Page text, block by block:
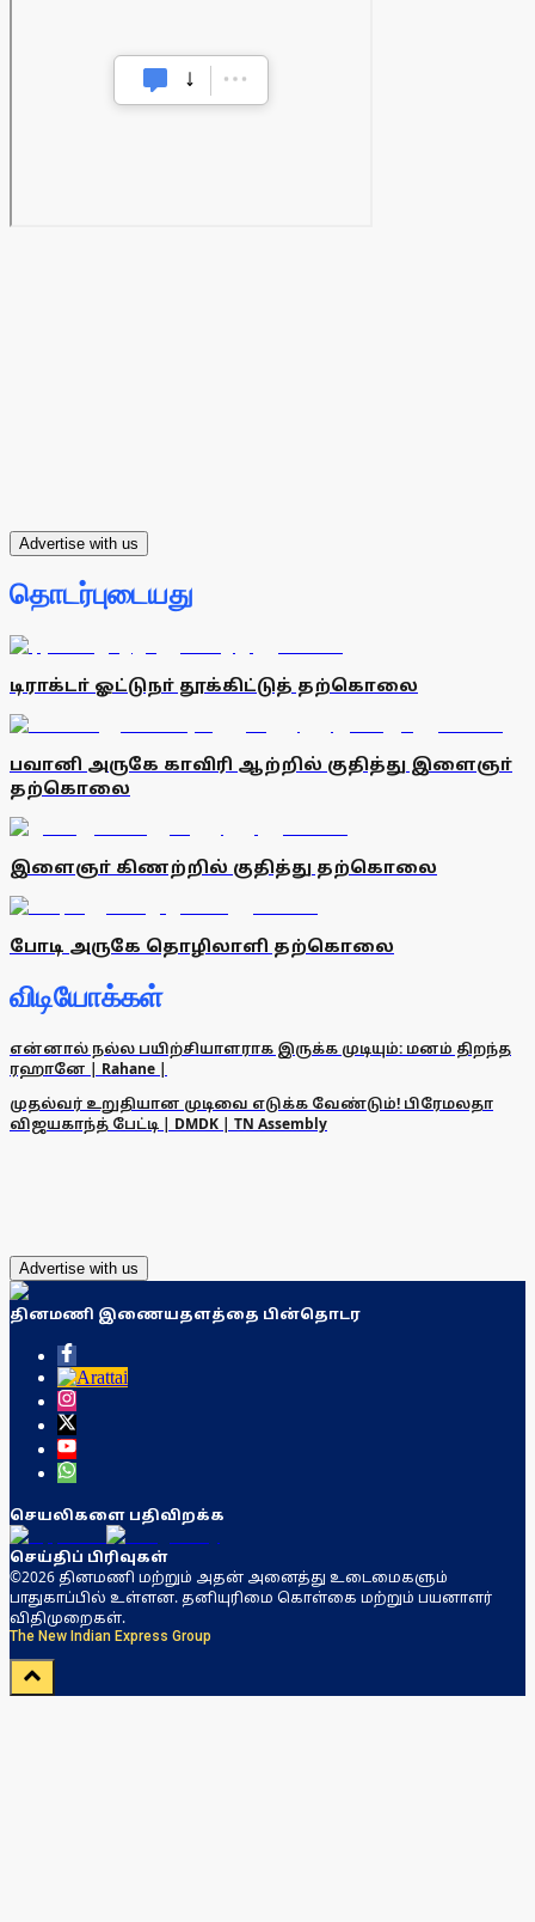
Advertise with us
தொடர்புடையது
டிராக்டா் ஓட்டுநா் தூக்கிட்டுத் தற்கொலை
பவானி அருகே காவிரி ஆற்றில் குதித்து இளைஞா்
தற்கொலை
இளைஞா் கிணற்றில் குதித்து தற்கொலை
போடி அருகே தொழிலாளி தற்கொலை
விடியோக்கள்
என்னால் நல்ல பயிற்சியாளராக இருக்க முடியும்: மனம் திறந்த
ரஹானே | Rahane |
முதல்வர் உறுதியான முடிவை எடுக்க வேண்டும்! பிரேமலதா
விஜயகாந்த் பேட்டி | DMDK | TN Assembly
Advertise with us
தினமணி இணையதளத்தை பின்தொடர
செயலிகளை பதிவிறக்க
செய்திப் பிரிவுகள்
©2026 தினமணி மற்றும் அதன் அனைத்து உடைமைகளும்
பாதுகாப்பில் உள்ளன. தனியுரிமை கொள்கை மற்றும் பயனாளர்
விதிமுறைகள்.
The New Indian Express Group